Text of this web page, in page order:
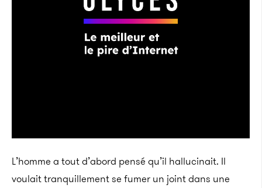
L’homme a tout d’abord pensé qu’il hallucinait. Il
voulait tranquillement se fumer un joint dans une